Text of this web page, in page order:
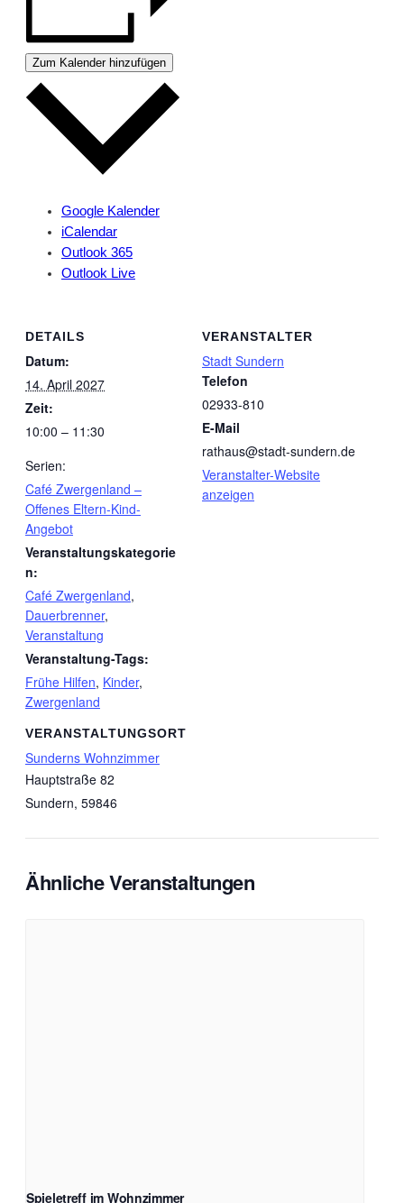
Zum Kalender hinzufügen
Google Kalender
iCalendar
Outlook 365
Outlook Live
DETAILS
Datum:
14. April 2027
Zeit:
10:00 – 11:30
Serien:
Café Zwergenland –
Offenes Eltern-Kind-
Angebot
Veranstaltungskategorie
n:
Café Zwergenland,
Dauerbrenner,
Veranstaltung
Veranstaltung-Tags:
Frühe Hilfen, Kinder,
Zwergenland
VERANSTALTUNGSORT
Sunderns Wohnzimmer
Hauptstraße 82
Sundern, 59846
VERANSTALTER
Stadt Sundern
Telefon
02933-810
E-Mail
rathaus@stadt-sundern.de
Veranstalter-Website
anzeigen
Ähnliche Veranstaltungen
Spieletreff im Wohnzimmer